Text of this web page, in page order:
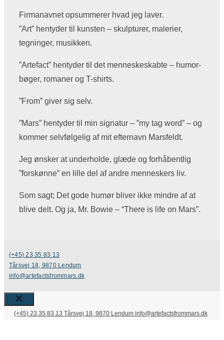
Firmanavnet opsummerer hvad jeg laver.
”Art” hentyder til kunsten – skulpturer, malerier,
tegninger, musikken.
”Artefact” hentyder til det menneskeskabte – humor-
bøger, romaner og T-shirts.
”From” giver sig selv.
”Mars” hentyder til min signatur – ”my tag word” – og
kommer selvfølgelig af mit efternavn Marsfeldt.
Jeg ønsker at underholde, glæde og forhåbentlig
”forskønne” en lille del af andre menneskers liv.
Som sagt; Det gode humør bliver ikke mindre af at
blive delt. Og ja, Mr. Bowie – “There is life on Mars”.
(+45) 23 35 83 13
Tårsvej 18, 9870 Lendum
info@artefactsfrommars.dk
Close
(+45) 23 35 83 13 Tårsvej 18, 9870 Lendum info@artefactsfrommars.dk